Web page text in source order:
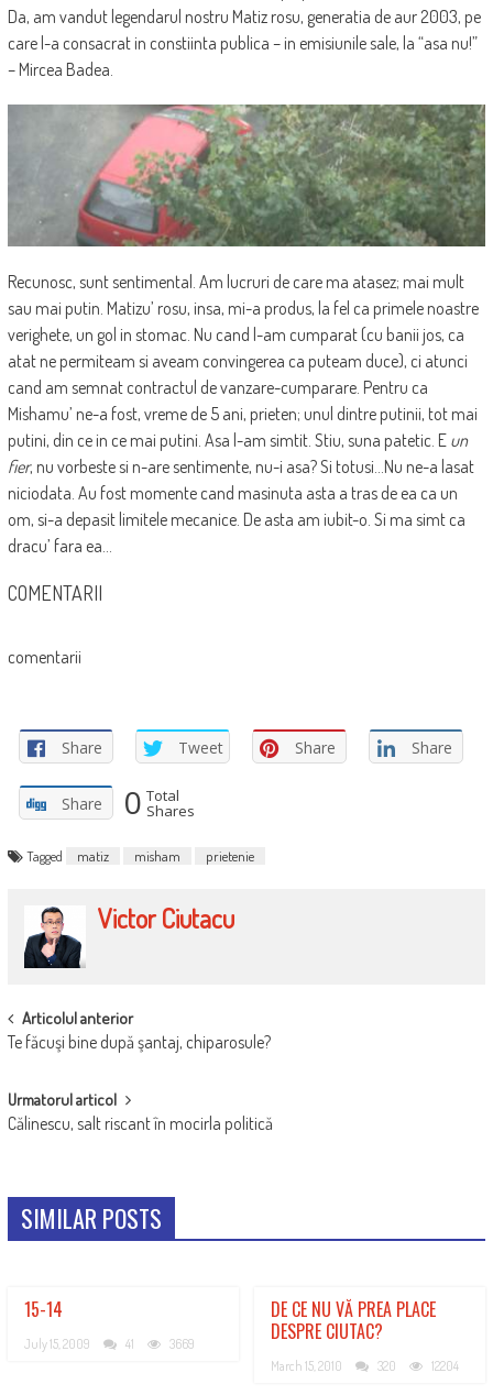
Da, am vandut legendarul nostru Matiz rosu, generatia de aur 2003, pe
care l-a consacrat in constiinta publica – in emisiunile sale, la “asa nu!”
– Mircea Badea.
Recunosc, sunt sentimental. Am lucruri de care ma atasez; mai mult
sau mai putin. Matizu’ rosu, insa, mi-a produs, la fel ca primele noastre
verighete, un gol in stomac. Nu cand l-am cumparat (cu banii jos, ca
atat ne permiteam si aveam convingerea ca puteam duce), ci atunci
cand am semnat contractul de vanzare-cumparare. Pentru ca
Mishamu’ ne-a fost, vreme de 5 ani, prieten; unul dintre putinii, tot mai
putini, din ce in ce mai putini. Asa l-am simtit. Stiu, suna patetic. E un
fier, nu vorbeste si n-are sentimente, nu-i asa? Si totusi…Nu ne-a lasat
niciodata. Au fost momente cand masinuta asta a tras de ea ca un
om, si-a depasit limitele mecanice. De asta am iubit-o. Si ma simt ca
dracu’ fara ea…
COMENTARII
comentarii
Share Tweet Share Share
Share 0 Total
Shares
Tagged matiz misham prietenie
Victor Ciutacu
POST
NAVIGATION
Articolul anterior
Te făcuşi bine după şantaj, chiparosule?
Urmatorul articol
Călinescu, salt riscant în mocirla politică
SIMILAR POSTS
15-14
July 15, 2009 41 3669
DE CE NU VĂ PREA PLACE
DESPRE CIUTAC?
March 15, 2010 320 12204